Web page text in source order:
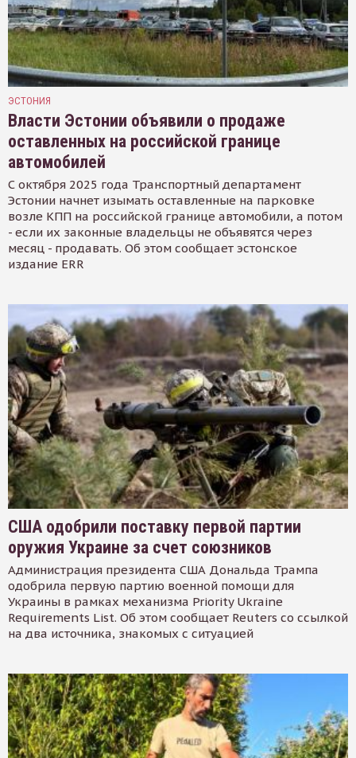
ЭСТОНИЯ
Власти Эстонии объявили о продаже
оставленных на российской границе
автомобилей
С октября 2025 года Транспортный департамент
Эстонии начнет изымать оставленные на парковке
возле КПП на российской границе автомобили, а потом
- если их законные владельцы не объявятся через
месяц - продавать. Об этом сообщает эстонское
издание ERR
США одобрили поставку первой партии
оружия Украине за счет союзников
Администрация президента США Дональда Трампа
одобрила первую партию военной помощи для
Украины в рамках механизма Priority Ukraine
Requirements List. Об этом сообщает Reuters со ссылкой
на два источника, знакомых с ситуацией